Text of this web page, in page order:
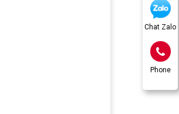
Chat Zalo
Phone